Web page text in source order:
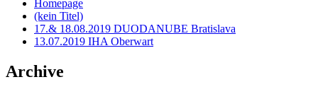
Homepage
(kein Titel)
17.& 18.08.2019 DUODANUBE Bratislava
13.07.2019 IHA Oberwart
Archive